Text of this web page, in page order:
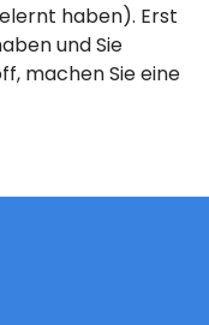
haben). Erst
und Sie
machen Sie eine